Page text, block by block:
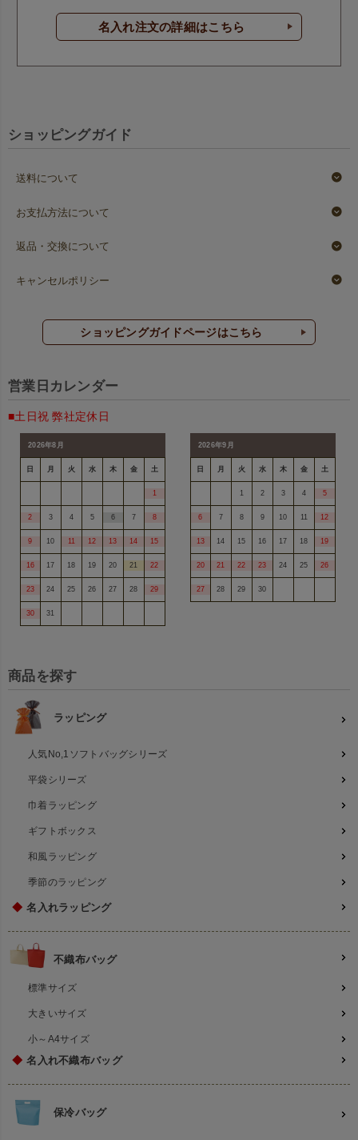
名入れ注文の詳細はこちら
ショッピングガイド
送料について
お支払方法について
返品・交換について
キャンセルポリシー
ショッピングガイドページはこちら
営業日カレンダー
■土日祝 弊社定休日
2026年8月
日 月 火 水 木 金 土
1
2 3 4 5 6 7 8
9 10 11 12 13 14 15
16 17 18 19 20 21 22
23 24 25 26 27 28 29
30 31
2026年9月
日 月 火 水 木 金 土
1 2 3 4 5
6 7 8 9 10 11 12
13 14 15 16 17 18 19
20 21 22 23 24 25 26
27 28 29 30
商品を探す
ラッピング
人気No,1ソフトバッグシリーズ
平袋シリーズ
巾着ラッピング
ギフトボックス
和風ラッピング
季節のラッピング
◆ 名入れラッピング
不織布バッグ
標準サイズ
大きいサイズ
小～A4サイズ
◆ 名入れ不織布バッグ
保冷バッグ